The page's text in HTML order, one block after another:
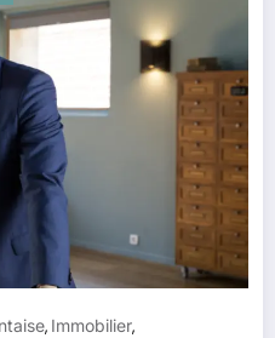
, Immobilier,